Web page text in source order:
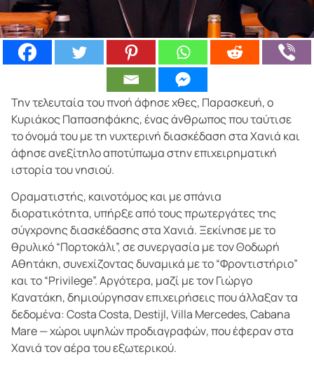
Την τελευταία του πνοή άφησε χθες, Παρασκευή, ο
Κυριάκος Παπασηφάκης, ένας άνθρωπος που ταύτισε
το όνομά του με τη νυχτερινή διασκέδαση στα Χανιά και
άφησε ανεξίτηλο αποτύπωμα στην επιχειρηματική
ιστορία του νησιού.
Οραματιστής, καινοτόμος και με σπάνια
διορατικότητα, υπήρξε από τους πρωτεργάτες της
σύγχρονης διασκέδασης στα Χανιά. Ξεκίνησε με το
θρυλικό “Πορτοκάλι”, σε συνεργασία με τον Θοδωρή
Αθητάκη, συνεχίζοντας δυναμικά με το “Φροντιστήριο”
και το “Privilege”. Αργότερα, μαζί με τον Γιώργο
Κανατάκη, δημιούργησαν επιχειρήσεις που άλλαξαν τα
δεδομένα: Costa Costa, Destijl, Villa Mercedes, Cabana
Mare — χώροι υψηλών προδιαγραφών, που έφεραν στα
Χανιά τον αέρα του εξωτερικού.